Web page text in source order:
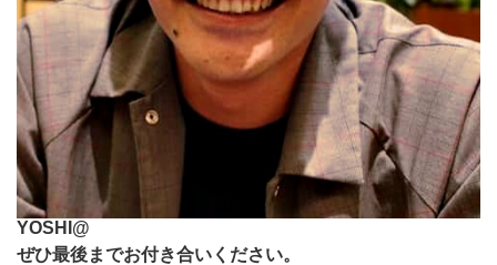
YOSHI@
ぜひ最後までお付き合いください。